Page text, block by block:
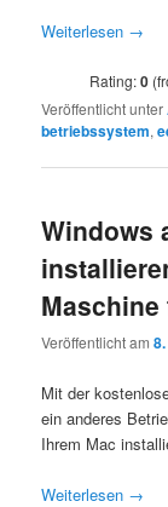
Weiterlesen →
Rating:0
Veröffentlicht unter
betriebssystem,
Windows
Maschine
Veröffentlicht am
Mit der
ein anderes
Ihrem Mac
Weiterlesen →